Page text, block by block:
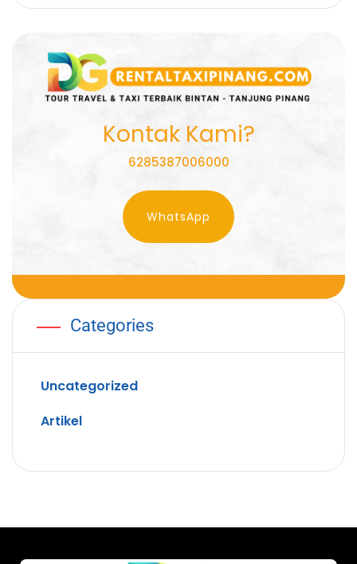
Kontak Kami?
6285387006000
WhatsApp
Categories
Uncategorized
Artikel